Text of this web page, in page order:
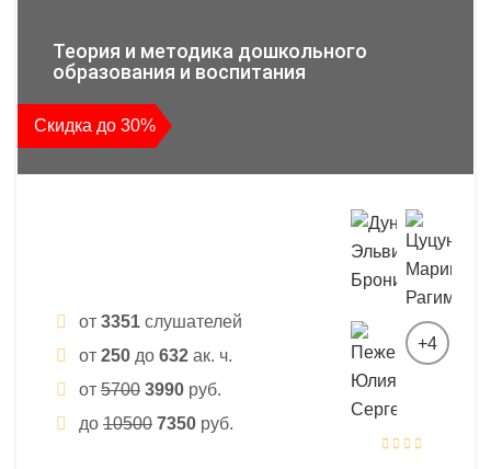
Теория и методика дошкольного
образования и воспитания
Скидка до 30%
от 3351 слушателей
от 250 до 632 ак. ч.
от 5700 3990 руб.
до 10500 7350 руб.
+4